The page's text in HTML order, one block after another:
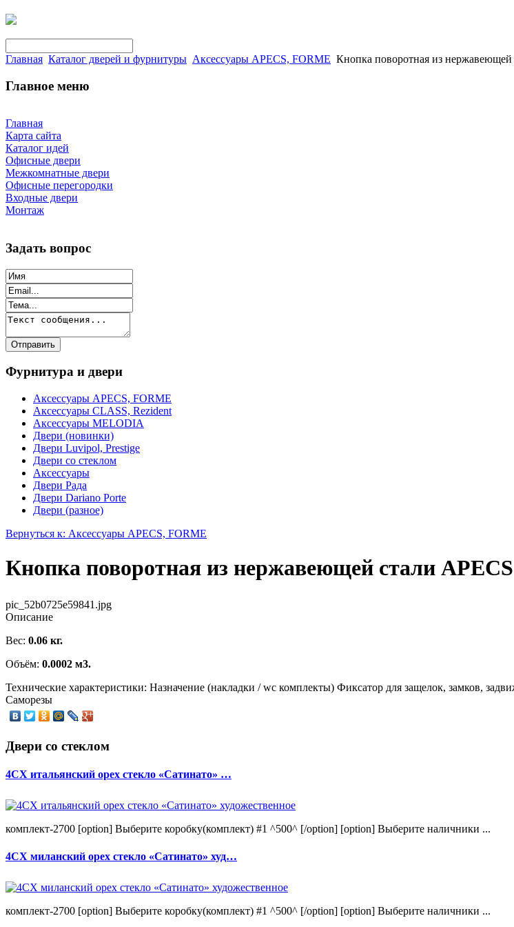
Главная Каталог дверей и фурнитуры Аксессуары APECS, FORME Кнопка поворотная из
Главное меню
Главная
Карта сайта
Каталог идей
Офисные двери
Межкомнатные двери
Офисные перегородки
Входные двери
Монтаж
Задать вопрос
Фурнитура и двери
Аксессуары APECS, FORME
Аксессуары CLASS, Rezident
Аксессуары MELODIA
Двери (новинки)
Двери Luvipol, Prestige
Двери со стеклом
Аксессуары
Двери Рада
Двери Dariano Porte
Двери (разное)
Вернуться к: Аксессуары APECS, FORME
Кнопка поворотная из нержавеющей стали
pic_52b0725e59841.jpg
Описание
Вес: 0.06 кг.
Объём: 0.0002 м3.
Технические характеристики: Назначение (накладки / wc комплекты) Фиксатор для защелок, замков,
Саморезы
Двери со стеклом
4CХ итальянский орех стекло «Сатинато» …
комплект-2700 [option] Выберите коробку(комплект) #1 ^500^ [/option] [option] Выберите наличники ...
4CХ миланский орех стекло «Сатинато» худ…
комплект-2700 [option] Выберите коробку(комплект) #1 ^500^ [/option] [option] Выберите наличники ...